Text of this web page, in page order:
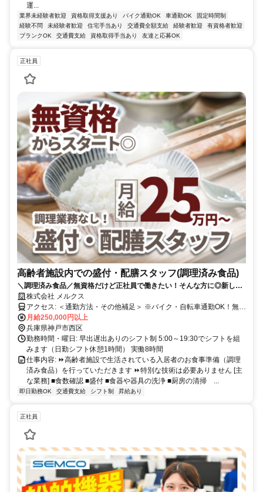
運...
業界未経験者歓迎 資格取得支援あり バイク通勤OK 車通勤OK
固定時間制
経験不問
未経験者歓迎 住宅手当あり 交通費全額支給 経験者歓迎
有資格者歓迎
ブランクOK
交通費支給 資格取得手当あり 友達と応募OK
正社員
高齢者施設内での盛付・配膳スタッフ(調理済み食品)
＼調理済み食品／無資格だけど正社員で働きたい！そんな方に◎新しい
ことに挑戦しませんか？特別な技術不要です♪月給25万円以上！｜ご利
用者様に食べる楽しみをお届けるする大切なお仕事です☆
株式会社 メルクス
アクセス: ＜通勤方法・その他補足＞ ※バイク・自転車通勤OK！無料
駐輪場あり ※車通勤OK！無料駐車場あり ※交通費全額支給（公共交
通機関利用の方) ※車通勤の方も交通費支給（規定あり）
月給250,000円以上
兵庫県神戸市西区
勤務時間・曜日: 早出遅出ありのシフト制 5:00～19:30でシフトを組
みます（日勤シフト休憩1時間） 実働8時間
仕事内容: ⏩️高齢者施設で生活されている入居者のお食事準備（調理
済み食品）を行っていただきます ⏩️特別な技術は必要ありません [主
な業務] ■食数確認 ■盛付 ■食器や器具の洗浄 ■厨房の清掃 ...
即日勤務OK 交通費支給 シフト制 昇給あり
正社員